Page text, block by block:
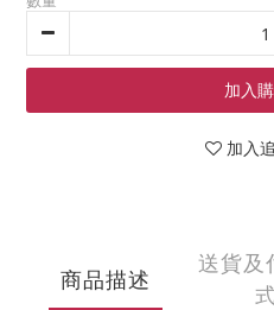
加入
加入
商品描述
送貨及